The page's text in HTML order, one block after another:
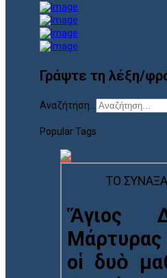
Γράψτε τη λέξη/
Αναζήτηση...
Popular Tags